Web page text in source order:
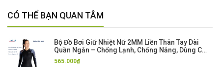
CÓ THỂ BẠN QUAN TÂM
Bộ Đồ Bơi Giữ Nhiệt Nữ 2MM Liền Thân Tay Dài
Quần Ngắn – Chống Lạnh, Chống Nắng, Dùng Cho
Bơi Biển, Lặn Biển, Lướt Sóng.
565.000₫